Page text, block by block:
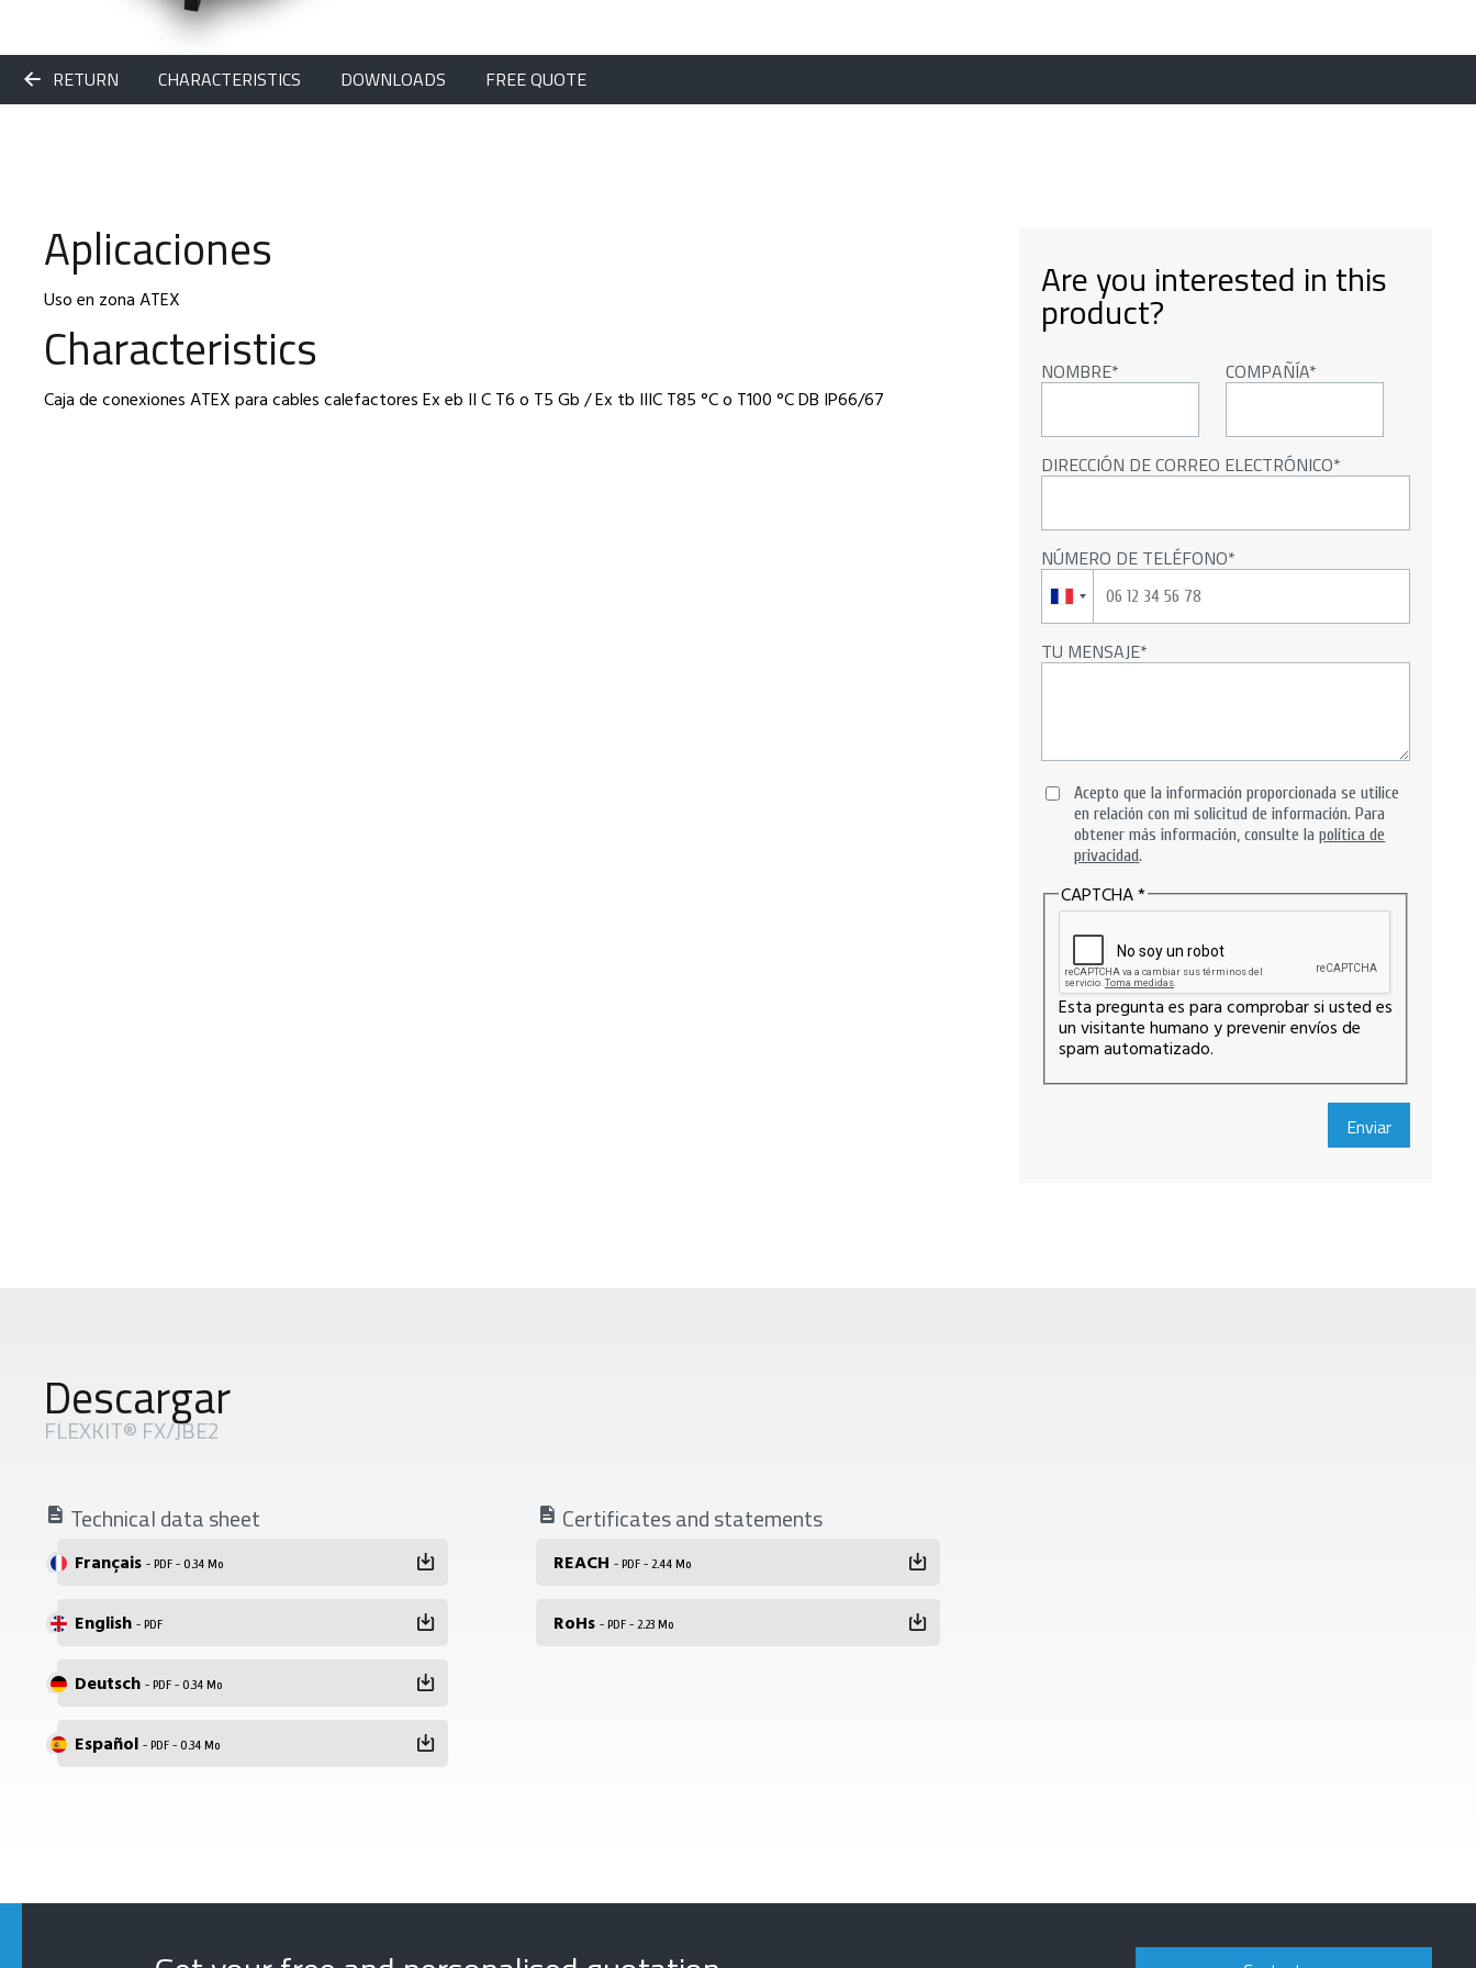
RETURN CHARACTERISTICS DOWNLOADS FREE QUOTE
Aplicaciones
Uso en zona ATEX
Characteristics
Caja de conexiones ATEX para cables calefactores Ex eb II C T6 o T5 Gb / Ex tb IIIC T85 °C o T100 °C DB IP66/67
Are you interested in this
product?
NOMBRE COMPAÑÍA
DIRECCIÓN DE CORREO ELECTRÓNICO
NÚMERO DE TELÉFONO
TU MENSAJE
Acepto que la información proporcionada se utilice
en relación con mi solicitud de información. Para
obtener más información, consulte lapolítica de
privacidad.
CAPTCHA
Esta pregunta es para comprobar si usted es
un visitante humano y prevenir envíos de
spam automatizado.
Enviar
Descargar
FLEXKIT® FX/JBE2
Technical data sheet
Français - PDF - 0.34 Mo
English - PDF
Deutsch - PDF - 0.34 Mo
Español - PDF - 0.34 Mo
Certificates and statements
REACH - PDF - 2.44 Mo
RoHs - PDF - 2.23 Mo